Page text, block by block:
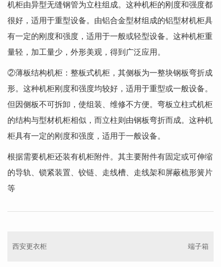
机柜由异型无缝钢管为立柱组成。这种机柜的刚度和强度都
很好，适用于重型设备。由铝合金型材组成的铝型材机柜具
有一定的刚度和强度，适用于一般或轻型设备。这种机柜重
量轻，加工量少，外形美观，得到广泛应用。
②薄板结构机柜：整板式机柜，其侧板为一整块钢板弯折成
形。这种机柜刚度和强度均较好，适用于重型或一般设备。
但因侧板不可拆卸，使组装、维修不方便。弯板立柱式机柜
的结构与型材机柜相似，而立柱则由钢板弯折而成。这种机
柜具有一定的刚度和强度，适用于一般设备。
根据需要机柜还装有机柜附件。其主要附件有固定或可伸缩
的导轨、锁紧装置、铰链、走线槽、走线架和屏蔽梳形簧片
等
西安更衣柜 端子箱